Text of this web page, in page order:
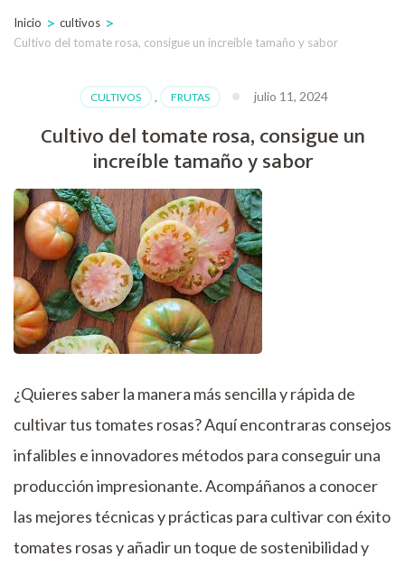
Inicio > cultivos >
Cultivo del tomate rosa, consigue un increíble tamaño y sabor
CULTIVOS , FRUTAS julio 11, 2024
Cultivo del tomate rosa, consigue un
increíble tamaño y sabor
¿Quieres saber la manera más sencilla y rápida de
cultivar tus tomates rosas? Aquí encontraras consejos
infalibles e innovadores métodos para conseguir una
producción impresionante. Acompáñanos a conocer
las mejores técnicas y prácticas para cultivar con éxito
tomates rosas y añadir un toque de sostenibilidad y